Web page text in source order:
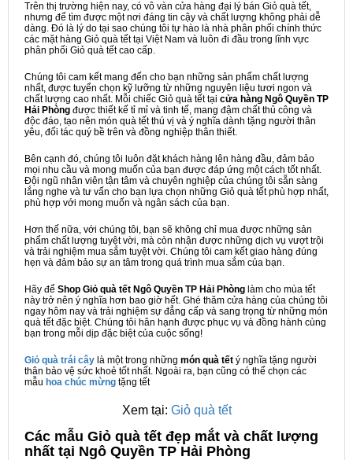
Trên thị trường hiện nay, có vô vàn cửa hàng đại lý bán Giỏ quà tết,
nhưng để tìm được một nơi đáng tin cậy và chất lượng không phải dễ
dàng. Đó là lý do tại sao chúng tôi tự hào là nhà phân phối chính thức
các mặt hàng Giỏ quà tết tại Việt Nam và luôn đi đầu trong lĩnh vực
phân phối Giỏ quà tết cao cấp.
Chúng tôi cam kết mang đến cho bạn những sản phẩm chất lượng
nhất, được tuyển chọn kỹ lưỡng từ những nguyên liệu tươi ngon và
chất lượng cao nhất. Mỗi chiếc Giỏ quà tết tại cửa hàng Ngô Quyền TP
Hải Phòng được thiết kế tỉ mỉ và tinh tế, mang đậm chất thủ công và
độc đáo, tạo nên món quà tết thú vị và ý nghĩa dành tặng người thân
yêu, đối tác quý bề trên và đồng nghiệp thân thiết.
Bên cạnh đó, chúng tôi luôn đặt khách hàng lên hàng đầu, đảm bảo
mọi nhu cầu và mong muốn của bạn được đáp ứng một cách tốt nhất.
Đội ngũ nhân viên tận tâm và chuyên nghiệp của chúng tôi sẵn sàng
lắng nghe và tư vấn cho bạn lựa chọn những Giỏ quà tết phù hợp nhất,
phù hợp với mong muốn và ngân sách của bạn.
Hơn thế nữa, với chúng tôi, bạn sẽ không chỉ mua được những sản
phẩm chất lượng tuyệt vời, mà còn nhận được những dịch vụ vượt trội
và trải nghiệm mua sắm tuyệt vời. Chúng tôi cam kết giao hàng đúng
hẹn và đảm bảo sự an tâm trong quá trình mua sắm của bạn.
Hãy để Shop Giỏ quà tết Ngô Quyền TP Hải Phòng làm cho mùa tết
này trở nên ý nghĩa hơn bao giờ hết. Ghé thăm cửa hàng của chúng tôi
ngay hôm nay và trải nghiệm sự đẳng cấp và sang trọng từ những món
quà tết đặc biệt. Chúng tôi hân hạnh được phục vụ và đồng hành cùng
bạn trong mỗi dịp đặc biệt của cuộc sống!
Giỏ quà trái cây là một trong những món quà tết ý nghĩa tặng người
thân bảo vệ sức khoẻ tốt nhất. Ngoài ra, bạn cũng có thể chọn các
mẫu hoa chúc mừng tặng tết
Xem tại: Giỏ quà tết
Các mẫu Giỏ quà tết đẹp mắt và chất lượng
nhất tại Ngô Quyền TP Hải Phòng